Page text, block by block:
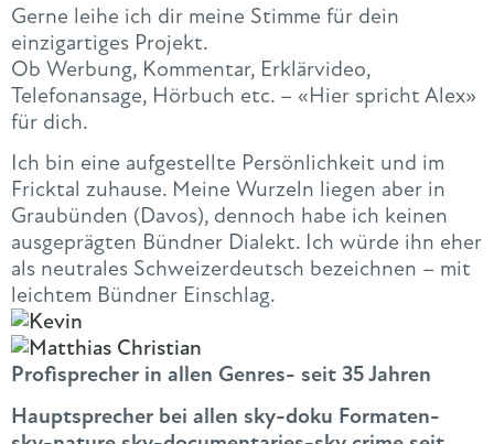
Gerne leihe ich dir meine Stimme für dein
einzigartiges Projekt.
Ob Werbung, Kommentar, Erklärvideo,
Telefonansage, Hörbuch etc. – «Hier spricht Alex»
für dich.
Ich bin eine aufgestellte Persönlichkeit und im
Fricktal zuhause. Meine Wurzeln liegen aber in
Graubünden (Davos), dennoch habe ich keinen
ausgeprägten Bündner Dialekt. Ich würde ihn eher
als neutrales Schweizerdeutsch bezeichnen – mit
leichtem Bündner Einschlag.
Profisprecher in allen Genres- seit 35 Jahren
Hauptsprecher bei allen sky-doku Formaten-